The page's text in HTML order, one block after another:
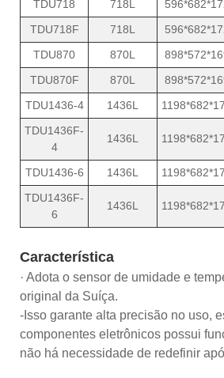
TDU718 718L
TDU718F
718L
TDU870
870L
TDU870F
870L
TDU1436-4
1436L
TDU1436F-
4
1436L
TDU1436-6 1436L
TDU1436F-
6
1436L
Característica
· Adota o sensor de umidade e
original da Suíça.
-Isso garante alta precisão no uso,
componentes eletrônicos possui
não há necessidade de redefinir